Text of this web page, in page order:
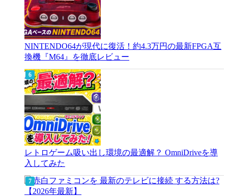
NINTENDO64が現代に復活！約4.3万円の最新FPGA互
換機『M64』を徹底レビュー
レトロゲーム吸い出し環境の最適解？ OmniDriveを導
入してみた